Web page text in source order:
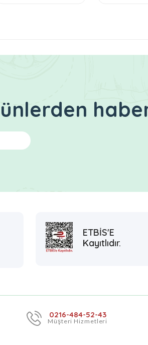
ETBİS'E
Kayıtlıdır.
0216-484-52-43
Müşteri Hizmetleri